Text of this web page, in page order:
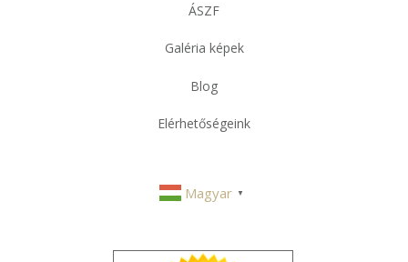
ÁSZF
Galéria képek
Blog
Elérhetőségeink
Magyar ▼